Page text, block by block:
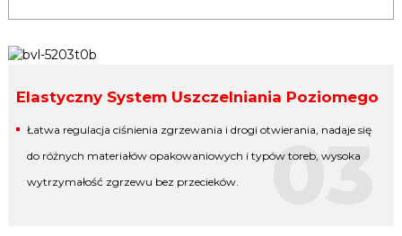
Elastyczny System Uszczelniania Poziomego
Łatwa regulacja ciśnienia zgrzewania i drogi otwierania, nadaje się
do różnych materiałów opakowaniowych i typów toreb, wysoka
wytrzymałość zgrzewu bez przecieków.
03